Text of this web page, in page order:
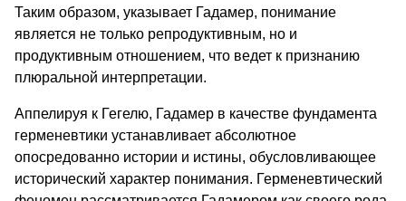
Таким образом, указывает Гадамер, понимание
является не только репродуктивным, но и
продуктивным отношением, что ведет к признанию
плюральной интерпретации.
Аппелируя к Гегелю, Гадамер в качестве фундамента
герменевтики устанавливает абсолютное
опосредованно истории и истины, обусловливающее
исторический характер понимания. Герменевтический